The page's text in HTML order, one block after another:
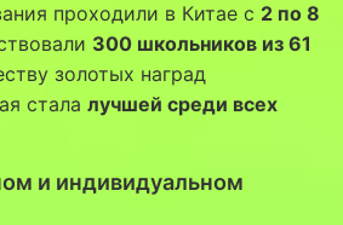
проходили в Китае с 2 по 8
300 школьников из 61
золотых наград
стала лучшей среди всех
и индивидуальном